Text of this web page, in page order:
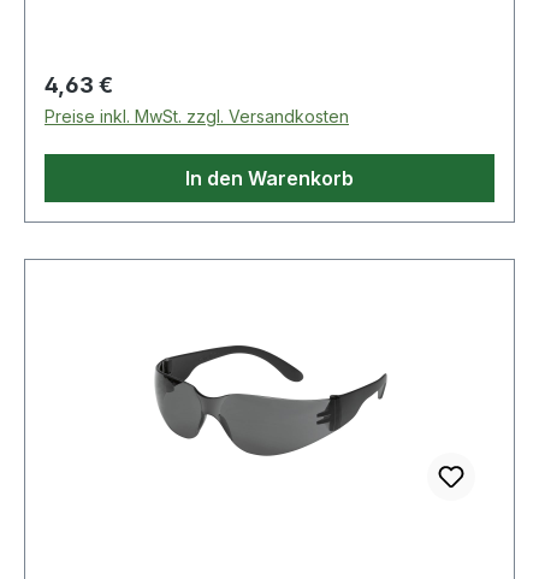
Regulärer Preis:
4,63 €
Preise inkl. MwSt. zzgl. Versandkosten
In den Warenkorb